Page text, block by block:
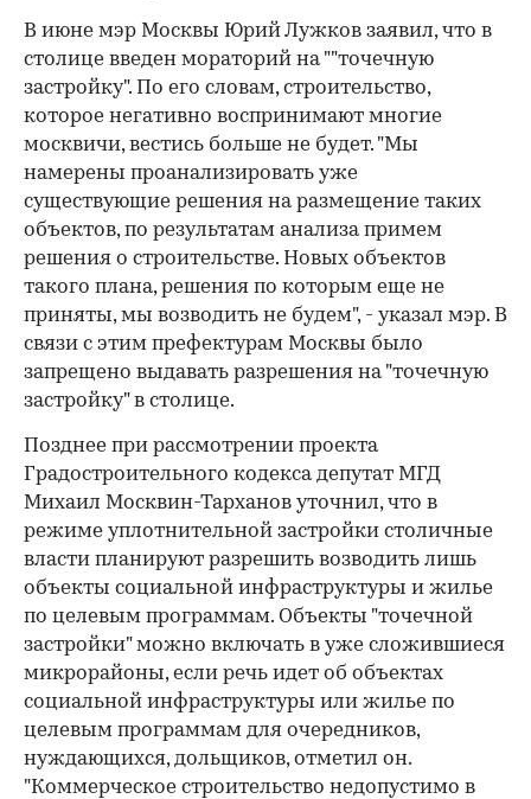
В июне мэр Москвы Юрий Лужков заявил, что в
столице введен мораторий на ""точечную
застройку". По его словам, строительство,
которое негативно воспринимают многие
москвичи, вестись больше не будет. "Мы
намерены проанализировать уже
существующие решения на размещение таких
объектов, по результатам анализа примем
решения о строительстве. Новых объектов
такого плана, решения по которым еще не
приняты, мы возводить не будем", - указал мэр. В
связи с этим префектурам Москвы было
запрещено выдавать разрешения на "точечную
застройку" в столице.
Позднее при рассмотрении проекта
Градостроительного кодекса депутат МГД
Михаил Москвин-Тарханов уточнил, что в
режиме уплотнительной застройки столичные
власти планируют разрешить возводить лишь
объекты социальной инфраструктуры и жилье
по целевым программам. Объекты "точечной
застройки" можно включать в уже сложившиеся
микрорайоны, если речь идет об объектах
социальной инфраструктуры или жилье по
целевым программам для очередников,
нуждающихся, дольщиков, отметил он.
"Коммерческое строительство недопустимо в